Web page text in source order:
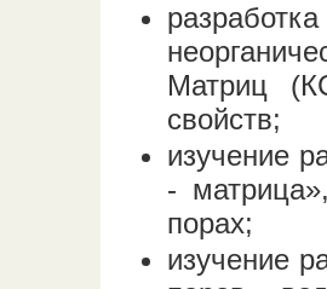
Матриц
свойств;
изучение
-
порах;
изучение